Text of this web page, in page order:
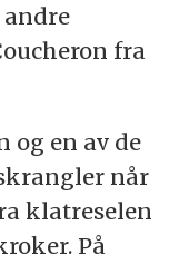
fra
og en av de
når
klatreselen
På